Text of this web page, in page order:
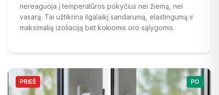
nereaguoja į temperatūros pokyčius nei žiemą, nei
vasarą. Tai užtikrina ilgalaikį sandarumą, elastingumą ir
maksimalią izoliaciją bet kokiomis oro sąlygomis.
PRIEŠ PO